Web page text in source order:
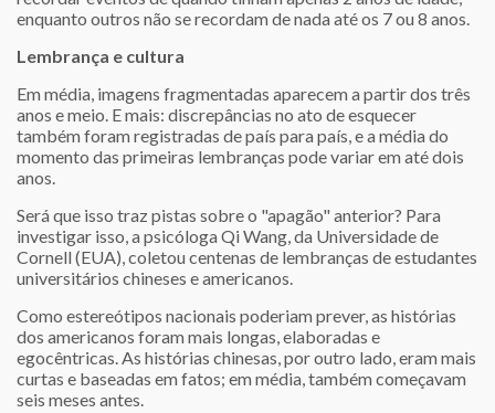
enquanto outros não se recordam de nada até os 7 ou 8 anos.
Lembrança e cultura
Em média, imagens fragmentadas aparecem a partir dos três
anos e meio. E mais: discrepâncias no ato de esquecer
também foram registradas de país para país, e a média do
momento das primeiras lembranças pode variar em até dois
anos.
Será que isso traz pistas sobre o "apagão" anterior? Para
investigar isso, a psicóloga Qi Wang, da Universidade de
Cornell (EUA), coletou centenas de lembranças de estudantes
universitários chineses e americanos.
Como estereótipos nacionais poderiam prever, as histórias
dos americanos foram mais longas, elaboradas e
egocêntricas. As histórias chinesas, por outro lado, eram mais
curtas e baseadas em fatos; em média, também começavam
seis meses antes.